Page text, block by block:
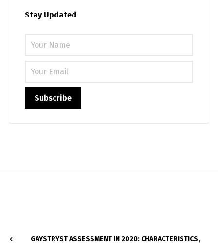
Stay Updated
GAYSTRYST ASSESSMENT IN 2020: CHARACTERISTICS,